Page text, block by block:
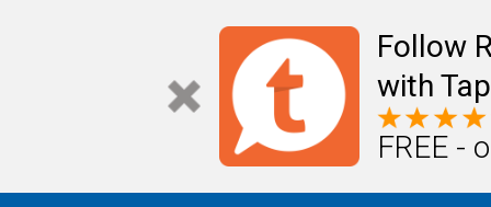
Follow
with
FREE -